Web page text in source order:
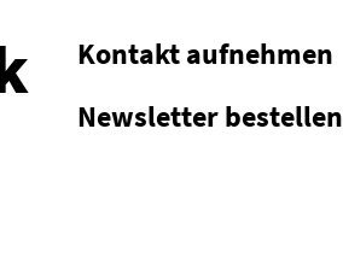
Kontakt aufnehmen
Newsletter bestellen